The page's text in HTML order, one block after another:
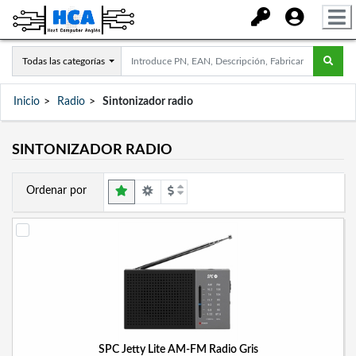
Todas las categorías
Inicio Radio Sintonizador radio
SINTONIZADOR RADIO
Ordenar por
SPC Jetty Lite AM-FM Radio Gris